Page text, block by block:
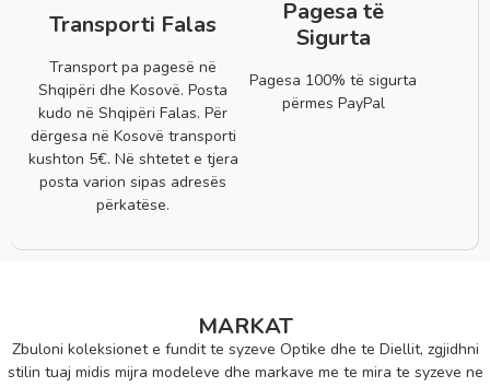
Transporti Falas
Transport pa pagesë në
Shqipëri dhe Kosovë. Posta
kudo në Shqipëri Falas. Për
dërgesa në Kosovë transporti
kushton 5€. Në shtetet e tjera
posta varion sipas adresës
përkatëse.
Pagesa të
Sigurta
Pagesa 100% të sigurta
përmes PayPal
MARKAT
Zbuloni koleksionet e fundit te syzeve Optike dhe te Diellit, zgjidhni
stilin tuaj midis mijra modeleve dhe markave me te mira te syzeve ne